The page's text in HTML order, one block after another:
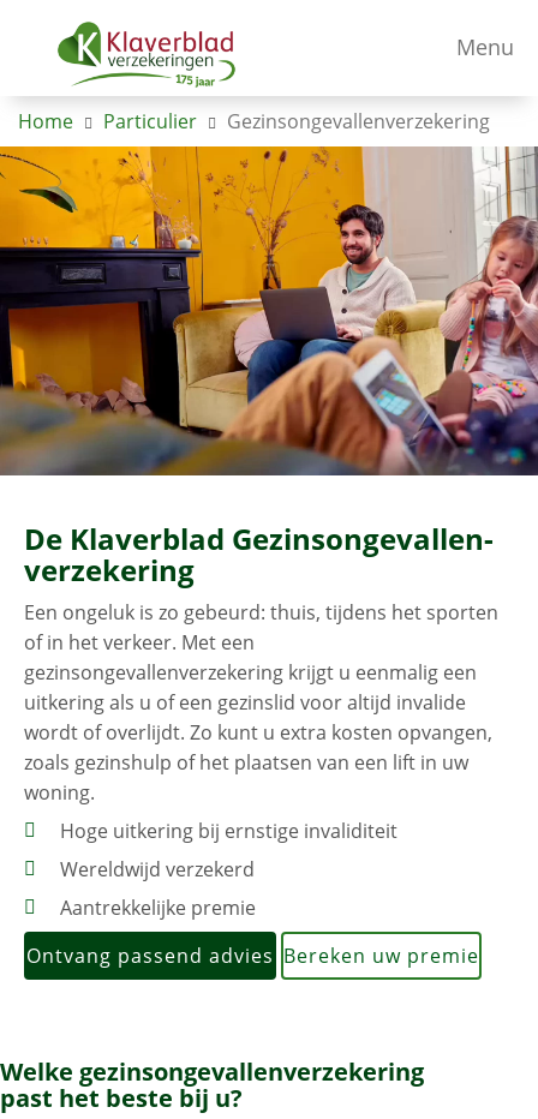
Menu
Home Particulier Gezinsongevallenverzekering
De Klaverblad Gezinsongevallen­
verzekering
Een ongeluk is zo gebeurd: thuis, tijdens het sporten
of in het verkeer. Met een
gezinsongevallenverzekering krijgt u eenmalig een
uitkering als u of een gezinslid voor altijd invalide
wordt of overlijdt. Zo kunt u extra kosten opvangen,
zoals gezinshulp of het plaatsen van een lift in uw
woning.
Hoge uitkering bij ernstige invaliditeit
Wereldwijd verzekerd
Aantrekkelijke premie
Ontvang passend advies Bereken uw premie
Welke gezins­ongevallen­verzekering
past het beste bij u?